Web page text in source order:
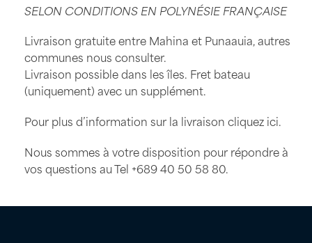
SELON CONDITIONS EN POLYNÉSIE FRANÇAISE
Livraison gratuite entre Mahina et Punaauia, autres
communes nous consulter.
Livraison possible dans les îles. Fret bateau
(uniquement) avec un supplément.
Pour plus d’information sur la livraisoncliquez ici.
Nous sommes à votre disposition pour répondre à
vos questions au Tel +689 40 50 58 80.